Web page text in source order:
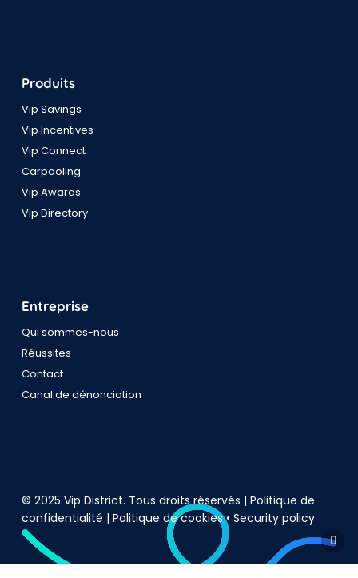
Produits
Vip Savings
Vip Incentives
Vip Connect
Carpooling
Vip Awards
Vip Directory
Entreprise
Qui sommes-nous
Réussites
Contact
Canal de dénonciation
© 2025 Vip District. Tous droits réservés | Politique de
confidentialité | Politique de cookies• Security policy